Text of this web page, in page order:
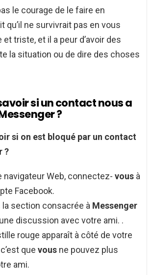
le courage de le faire en
qu’il ne survivrait pas en vous
triste, et il a peur d’avoir des
la situation ou de dire des choses
si un contact nous a
?
si on est bloqué par un contact
?
navigateur Web, connectez- vous à
Facebook.
la section consacrée à Messenger
discussion avec votre ami. .
rouge apparaît à côté de votre
que vous ne pouvez plus
ami.